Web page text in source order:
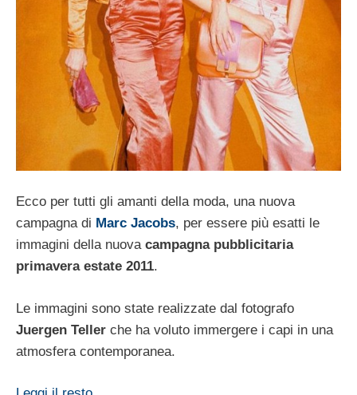
Ecco per tutti gli amanti della moda, una nuova
campagna di Marc Jacobs, per essere più esatti le
immagini della nuova campagna pubblicitaria
primavera estate 2011.
Le immagini sono state realizzate dal fotografo
Juergen Teller che ha voluto immergere i capi in una
atmosfera contemporanea.